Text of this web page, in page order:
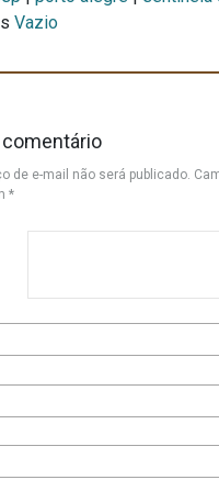
Vazio
de e-mail não será publicado.
*